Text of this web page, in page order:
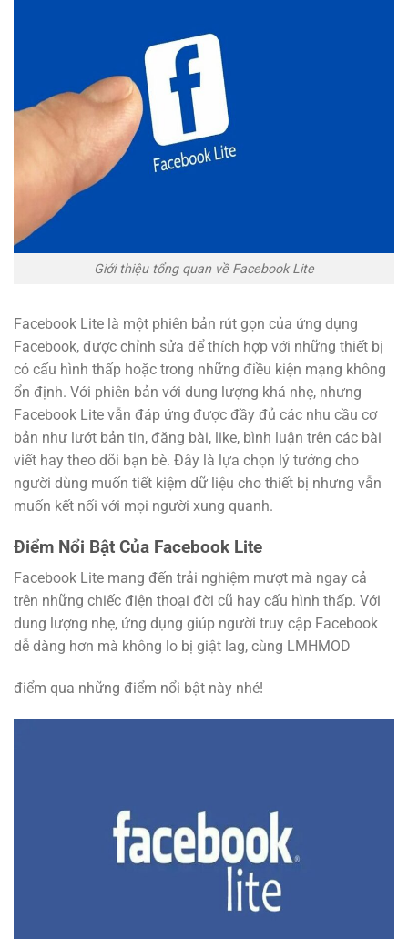
Giới thiệu tổng quan về Facebook Lite
Facebook Lite là một phiên bản rút gọn của ứng dụng
Facebook, được chỉnh sửa để thích hợp với những thiết bị
có cấu hình thấp hoặc trong những điều kiện mạng không
ổn định. Với phiên bản với dung lượng khá nhẹ, nhưng
Facebook Lite vẫn đáp ứng được đầy đủ các nhu cầu cơ
bản như lướt bản tin, đăng bài, like, bình luận trên các bài
viết hay theo dõi bạn bè. Đây là lựa chọn lý tưởng cho
người dùng muốn tiết kiệm dữ liệu cho thiết bị nhưng vẫn
muốn kết nối với mọi người xung quanh.
Điểm Nổi Bật Của Facebook Lite
Facebook Lite mang đến trải nghiệm mượt mà ngay cả
trên những chiếc điện thoại đời cũ hay cấu hình thấp. Với
dung lượng nhẹ, ứng dụng giúp người truy cập Facebook
dễ dàng hơn mà không lo bị giật lag, cùng LMHMOD
điểm qua những điểm nổi bật này nhé!